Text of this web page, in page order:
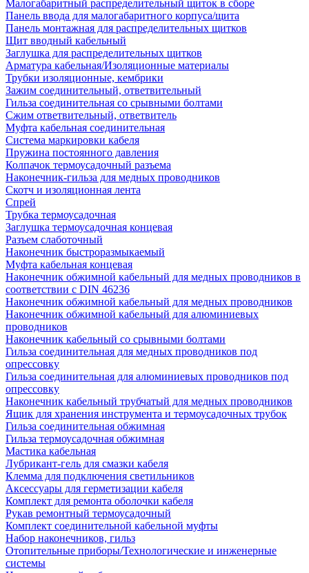
Малогабаритный распределительный щиток в сборе
Панель ввода для малогабаритного корпуса/щита
Панель монтажная для распределительных щитков
Щит вводный кабельный
Заглушка для распределительных щитков
Арматура кабельная/Изоляционные материалы
Трубки изоляционные, кембрики
Зажим соединительный, ответвительный
Гильза соединительная со срывными болтами
Сжим ответвительный, ответвитель
Муфта кабельная соединительная
Система маркировки кабеля
Пружина постоянного давления
Колпачок термоусадочный разъема
Наконечник-гильза для медных проводников
Скотч и изоляционная лента
Спрей
Трубка термоусадочная
Заглушка термоусадочная концевая
Разъем слаботочный
Наконечник быстроразмыкаемый
Муфта кабельная концевая
Наконечник обжимной кабельный для медных проводников в
соответствии с DIN 46236
Наконечник обжимной кабельный для медных проводников
Наконечник обжимной кабельный для алюминиевых
проводников
Наконечник кабельный со срывными болтами
Гильза соединительная для медных проводников под
опрессовку
Гильза соединительная для алюминиевых проводников под
опрессовку
Наконечник кабельный трубчатый для медных проводников
Ящик для хранения инструмента и термоусадочных трубок
Гильза соединительная обжимная
Гильза термоусадочная обжимная
Мастика кабельная
Лубрикант-гель для смазки кабеля
Клемма для подключения светильников
Аксессуары для герметизации кабеля
Комплект для ремонта оболочки кабеля
Рукав ремонтный термоусадочный
Комплект соединительной кабельной муфты
Набор наконечников, гильз
Отопительные приборы/Технологические и инженерные
системы